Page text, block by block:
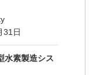
31日
水素製造シス